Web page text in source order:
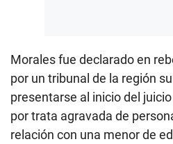
Morales fue declarado en
por un tribunal de la región
presentarse al inicio del
por trata agravada de
relación con una menor de